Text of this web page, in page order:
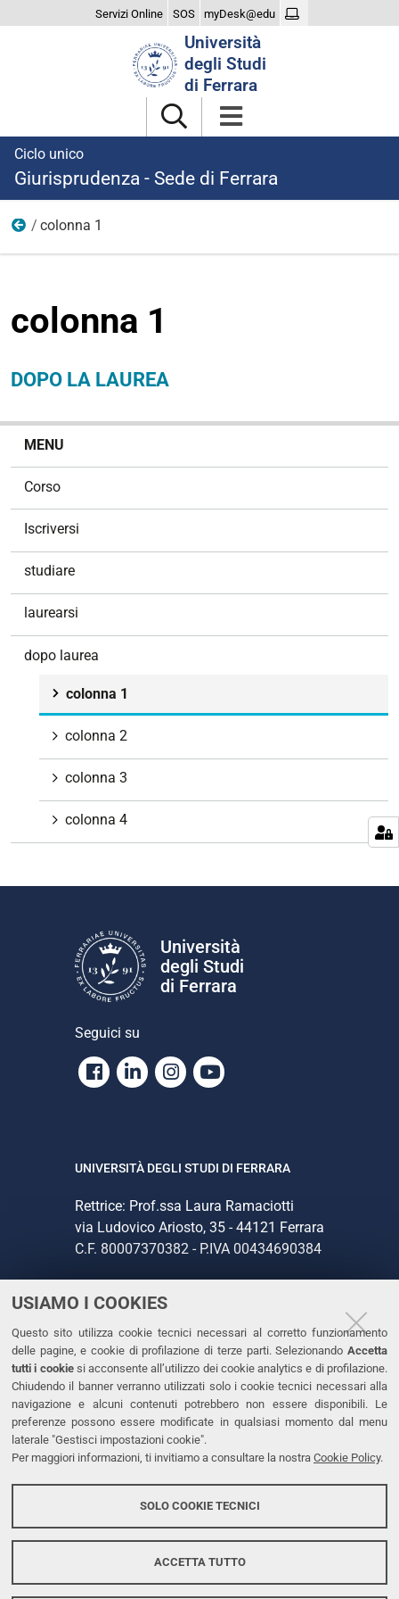
USIAMO I COOKIES
Questo sito utilizza cookie tecnici necessari al corretto funzionamento
delle pagine, e cookie di profilazione di terze parti. Selezionando Accetta
tutti i cookiesi acconsente all’utilizzo dei cookie analytics e di profilazione.
Chiudendo il banner verranno utilizzati solo i cookie tecnici necessari alla
navigazione e alcuni contenuti potrebbero non essere disponibili. Le
preferenze possono essere modificate in qualsiasi momento dal menu
laterale "Gestisci impostazioni cookie".
Per maggiori informazioni, ti invitiamo a consultare la nostra Cookie Policy.
SOLO COOKIE TECNICI
ACCETTA TUTTO
Servizi Online SOS myDesk@edu
Università
degli Studi
di Ferrara
Ciclo unico
Giurisprudenza - Sede di Ferrara
dopo laurea
colonna 1
colonna 1
DOPO LA LAUREA
MENU
Corso
Iscriversi
studiare
laurearsi
dopo laurea
colonna 1
colonna 2
colonna 3
colonna 4
Università
degli Studi
di Ferrara
Seguici su
Facebook
LinkedinInstagram
Youtube
UNIVERSITÀ DEGLI STUDI DI FERRARA
Rettrice: Prof.ssa Laura Ramaciotti
via Ludovico Ariosto, 35 - 44121 Ferrara
C.F. 80007370382 - P.IVA 00434690384
CONTATTI
Tel. +39 0532 293111
Fax. +39 0532 293031
PEC
LINKS
Dichiarazione di accessibilità
Protezione dati personali